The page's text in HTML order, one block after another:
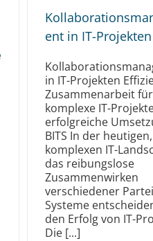
ent in IT-Projekten
in IT-Projekten
Zusammenarbeit für
komplexe IT-
erfolgreiche
BITS In der heutigen,
komplexen IT-
das reibungslose
Zusammenwirken
verschiedener
Systeme
den Erfolg von IT-
Die [...]